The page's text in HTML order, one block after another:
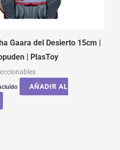
Gaara del Desierto 15cm |
| PlasToy
AÑADIR AL